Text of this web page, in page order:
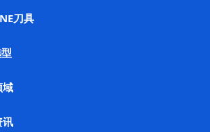
刀具
域
讯